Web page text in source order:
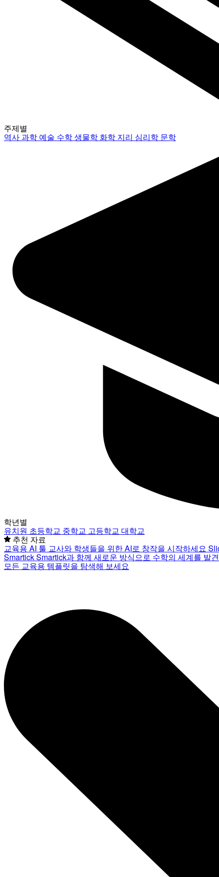
주제별
역사과학 예술 수학생물학 화학 지리 심리학 문학
학년별
유치원 초등학교 중학교 고등학교 대학교
추천 자료
교육용 AI 툴 교사와 학생들을 위한 AI로 창작을 시작하세요
SmartickSmartick과 함께 새로운 방식으로 수학의 세계를 발
모든 교육용 템플릿을 탐색해 보세요